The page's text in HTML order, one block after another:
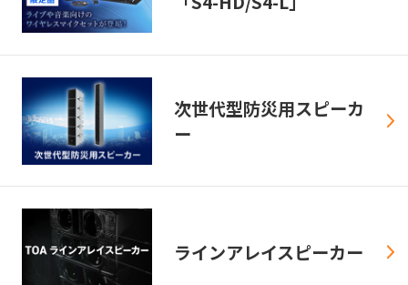
次世代型防災用スピーカ
ー
ラインアレイスピーカー